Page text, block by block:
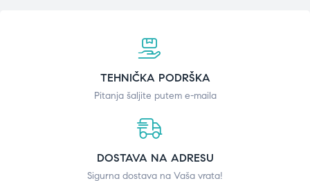
TEHNIČKA PODRŠKA
Pitanja šaljite putem e-maila
DOSTAVA NA ADRESU
Sigurna dostava na Vaša vrata!